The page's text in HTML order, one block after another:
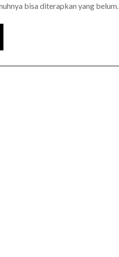
bisa diterapkan yang belum…